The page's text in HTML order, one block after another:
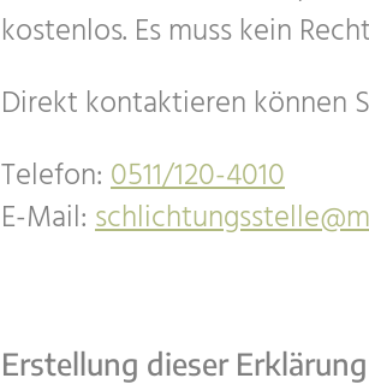
kostenlos. Es muss kein
Direkt kontaktieren können
Telefon: 0511/120-4010
E-Mail:
Erstellung dieser